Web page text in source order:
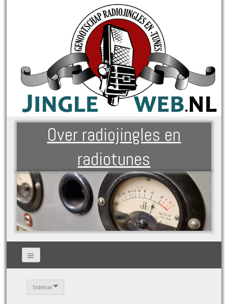
Over radiojingles en
radiotunes
Sidebar